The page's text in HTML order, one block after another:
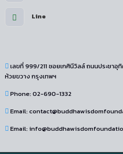
Line
เลขที่ 999/211 ซอยเกศินีวิลล์ ถนนประชาอุ
ห้วยขวาง กรุงเทพฯ
Phone: 02-690-1332
Email:
Email: